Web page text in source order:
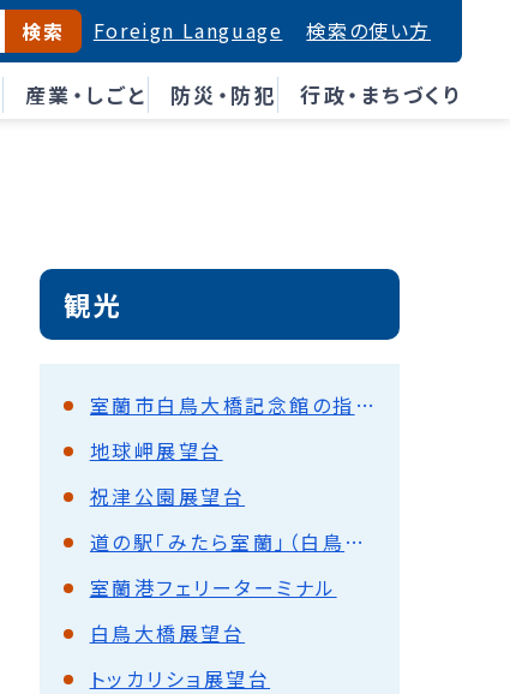
産業・しごと 防災・防犯 行政・まちづくり
検索 Foreign Language 検索の使い方
観光
室蘭市白鳥大橋記念館の指定管理者の募集について
地球岬展望台
祝津公園展望台
道の駅「みたら室蘭」（白鳥大橋記念館）（愛称：カナスチールみたら室蘭）
室蘭港フェリーターミナル
白鳥大橋展望台
トッカリショ展望台